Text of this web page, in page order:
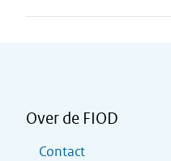
Over de FIOD
Contact